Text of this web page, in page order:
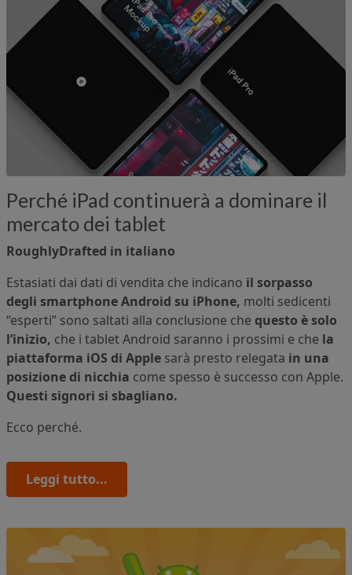
Perché iPad continuerà a dominare il
mercato dei tablet
RoughlyDrafted in italiano
Estasiati dai dati di vendita che indicano il sorpasso
degli smartphone Android su iPhone, molti sedicenti
“esperti” sono saltati alla conclusione che questo è solo
l’inizio, che i tablet Android saranno i prossimi e che la
piattaforma iOS di Apple sarà presto relegata in una
posizione di nicchia come spesso è successo con Apple.
Questi signori si sbagliano.
Ecco perché.
Leggi tutto...